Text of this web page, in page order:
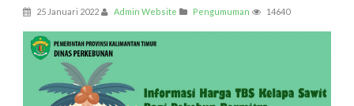
25 Januari 2022 Admin Website Pengumuman 14640